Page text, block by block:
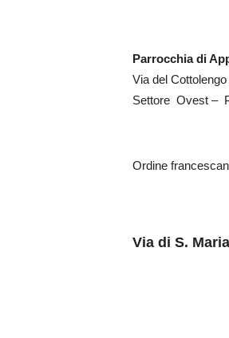
Parrocchia di
Via del
Settore Ovest –
Ordine
Via di S.